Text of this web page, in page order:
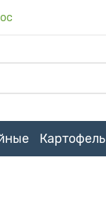
Картофель